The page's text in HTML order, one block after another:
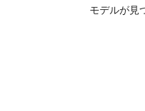
モデルが見